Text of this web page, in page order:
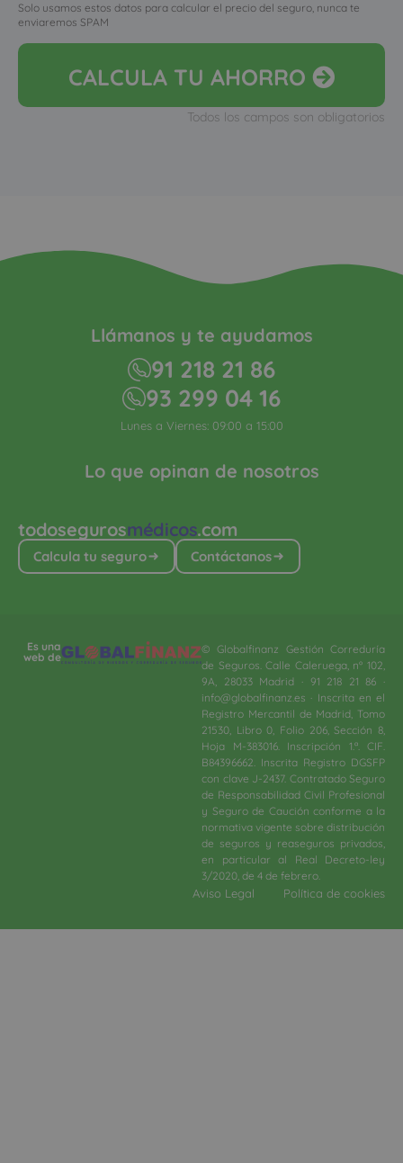
Solo usamos estos datos para calcular el precio del seguro, nunca te
enviaremos SPAM
CALCULA TU AHORRO
Todos los campos son obligatorios
todosegurosmédicos.com
Calcula tu seguro Contáctanos
Lo que opinan de nosotros
Llámanos y te ayudamos
91 218 21 86
93 299 04 16
Lunes a Viernes: 09:00 a 15:00
Es una
web de
© Globalfinanz Gestión Correduría
de Seguros. Calle Caleruega, nº 102,
9A, 28033 Madrid · 91 218 21 86 ·
info@globalfinanz.es · Inscrita en el
Registro Mercantil de Madrid, Tomo
21530, Libro 0, Folio 206, Sección 8,
Hoja M-383016. Inscripción 1.ª. CIF.
B84396662. Inscrita Registro DGSFP
con clave J-2437. Contratado Seguro
de Responsabilidad Civil Profesional
y Seguro de Caución conforme a la
normativa vigente sobre distribución
de seguros y reaseguros privados,
en particular al Real Decreto-ley
3/2020, de 4 de febrero.​
Aviso Legal Política de cookies